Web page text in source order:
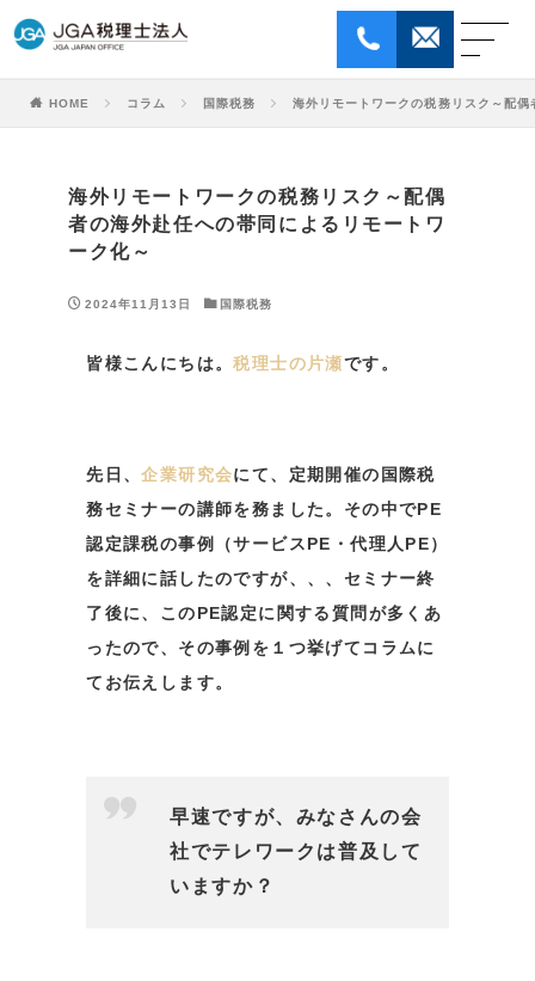
サービス
JGA税理士法人について
お問い合わせ
HOME コラム 国際税務 海外リモートワークの税務リスク～配
海外リモートワークの税務リスク～配偶
者の海外赴任への帯同によるリモートワ
ーク化～
2024年11月13日 国際税務
皆様こんにちは。税理士の片瀬です。
先日、企業研究会にて、定期開催の国際税
務セミナーの講師を務ました。その中でPE
認定課税の事例（サービスPE・代理人PE）
を詳細に話したのですが、、、セミナー終
了後に、このPE認定に関する質問が多くあ
ったので、その事例を１つ挙げてコラムに
てお伝えします。
早速ですが、みなさんの会
社でテレワークは普及して
いますか？